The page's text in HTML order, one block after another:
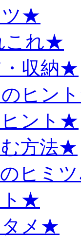
ツ★
これ★
収納★
ヒン
ント★
方法★
ヒミ
ト★
メ★